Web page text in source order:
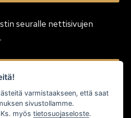
seuralle nettisivujen
varmistaakseen, että saat
sivustollamme.
Ks. myöstietosuojaseloste.